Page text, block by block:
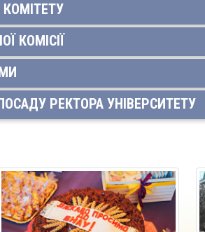
КОМІСІЇ
РЕКТОРА УНІВЕРСИТЕТУ